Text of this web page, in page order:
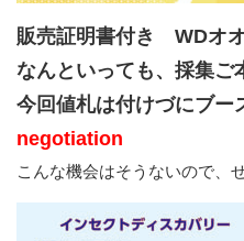
販売証明書付き WDオ
なんといっても、採集ご
今回値札は付けづにブ
negotiation
こんな機会はそうないので、